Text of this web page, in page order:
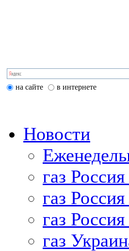
на сайте в интернете
Новости
газ
газ
газ
газ